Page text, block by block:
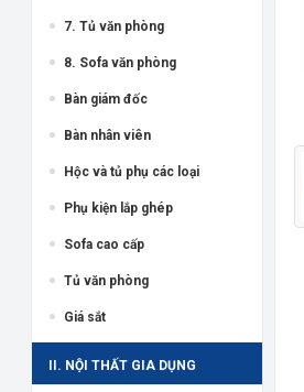
7. Tủ văn phòng
8. Sofa văn phòng
Bàn giám đốc
Bàn nhân viên
Hộc và tủ phụ các loại
Phụ kiện lắp ghép
Sofa cao cấp
Tủ văn phòng
Giá sắt
II. NỘI THẤT GIA DỤNG